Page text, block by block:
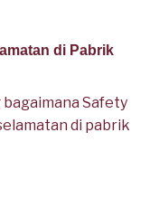
di Pabrik
Safety
di pabrik